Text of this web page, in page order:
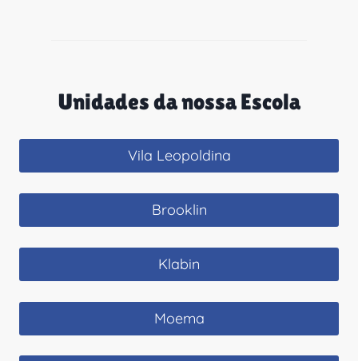
Unidades da nossa Escola
Vila Leopoldina
Brooklin
Klabin
Moema